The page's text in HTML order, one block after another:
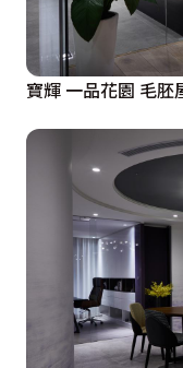
寶輝 一品花園 毛胚